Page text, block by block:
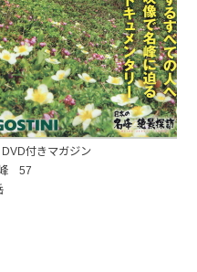
付きマガジン
峰 57